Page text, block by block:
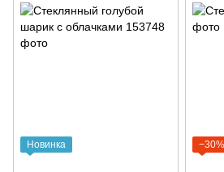
Новинка −30%